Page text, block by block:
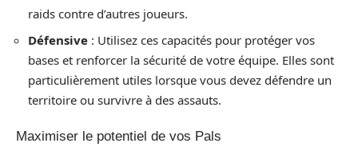
raids contre d’autres joueurs.
Défensive : Utilisez ces capacités pour protéger vos
bases et renforcer la sécurité de votre équipe. Elles sont
particulièrement utiles lorsque vous devez défendre un
territoire ou survivre à des assauts.
Maximiser le potentiel de vos Pals